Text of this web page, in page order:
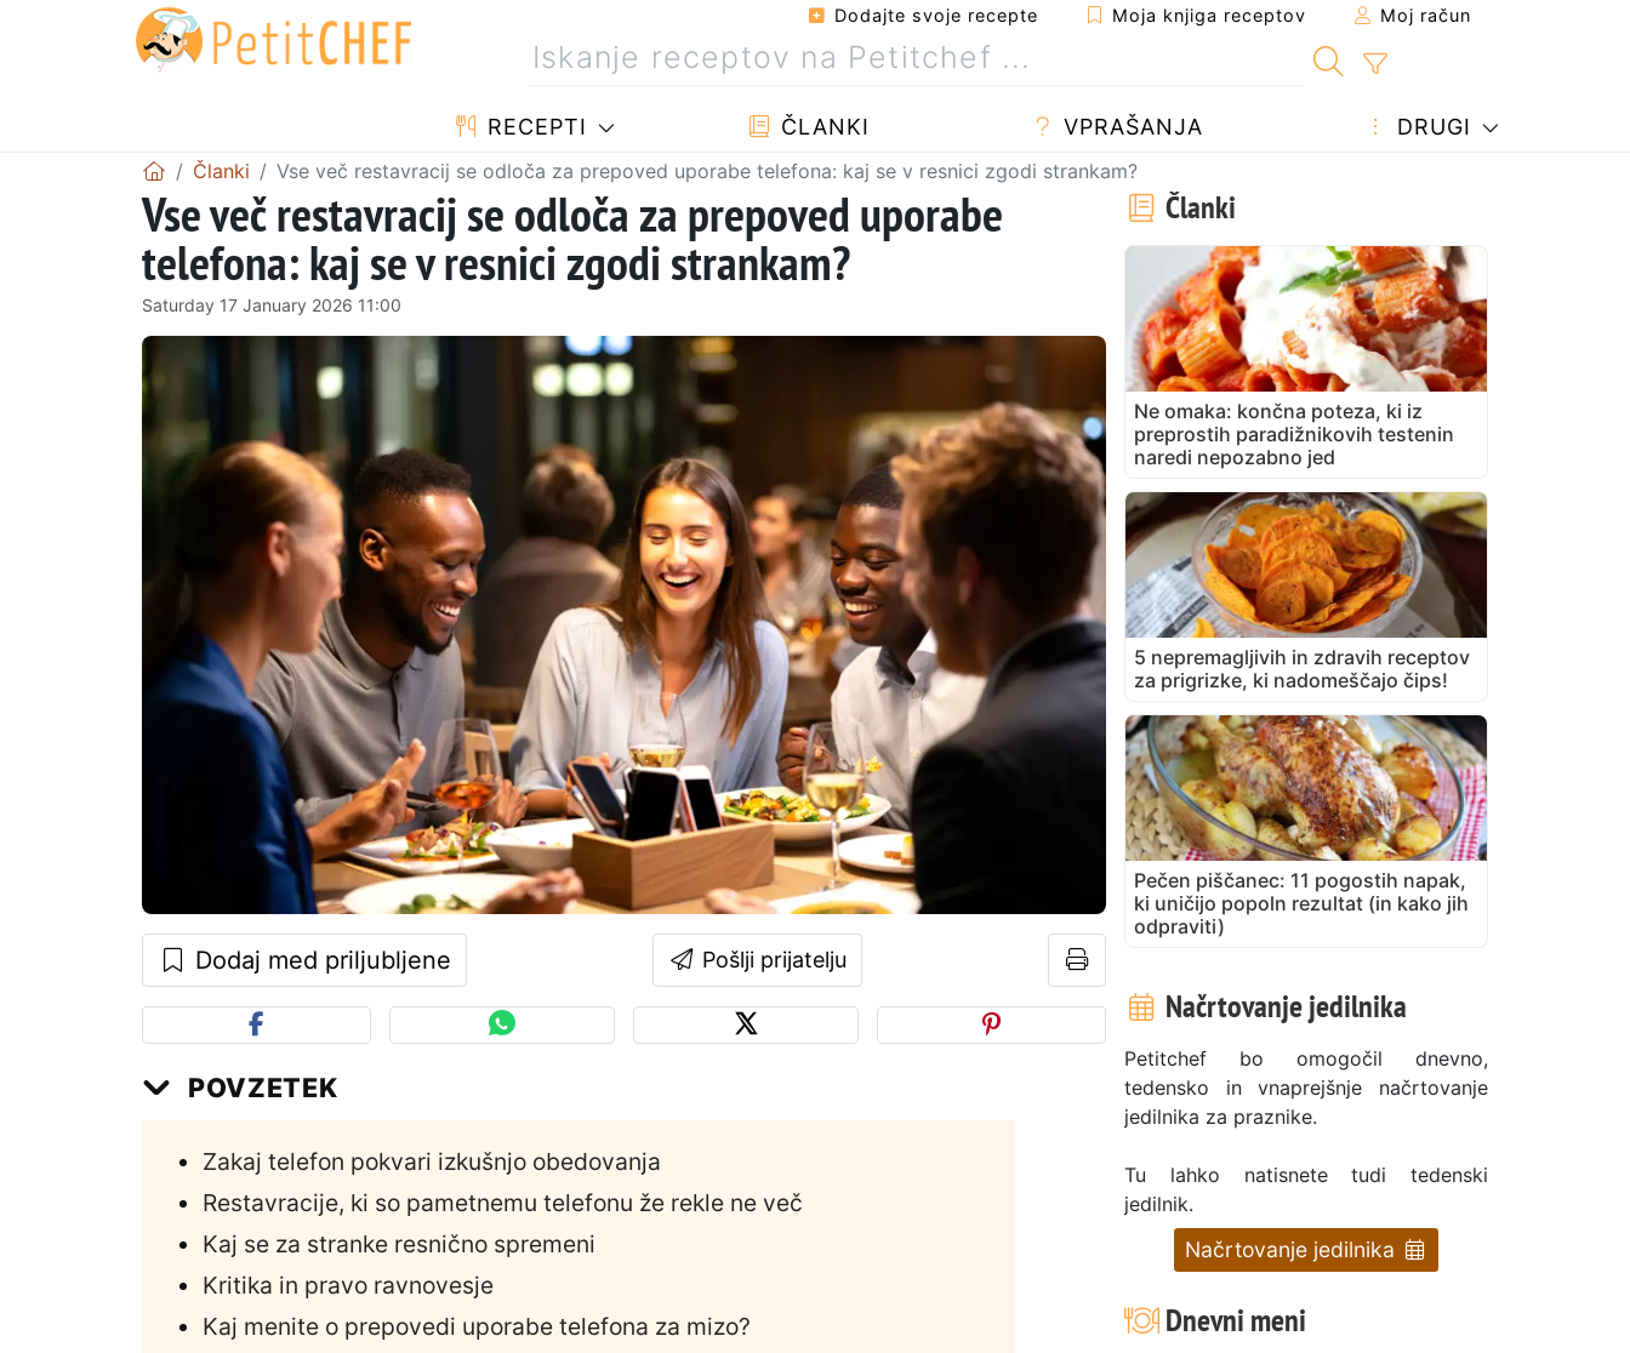
Dodajte svoje recepte Moja knjiga receptov Moj račun
RECEPTI ČLANKI VPRAŠANJA DRUGI
Članki Vse več restavracij se odloča za prepoved uporabe telefona: kaj se v resnici zgodi strankam?
Vse več restavracij se odloča za prepoved uporabe
telefona: kaj se v resnici zgodi strankam?
Saturday 17 January 2026 11:00
Dodaj med priljubljene Pošlji prijatelju
POVZETEK
Zakaj telefon pokvari izkušnjo obedovanja
Restavracije, ki so pametnemu telefonu že rekle ne več
Kaj se za stranke resnično spremeni
Kritika in pravo ravnovesje
Kaj menite o prepovedi uporabe telefona za mizo?
Članki
Ne omaka: končna poteza, ki iz
preprostih paradižnikovih testenin
naredi nepozabno jed
5 nepremagljivih in zdravih receptov
za prigrizke, ki nadomeščajo čips!
Pečen piščanec: 11 pogostih napak,
ki uničijo popoln rezultat (in kako jih
odpraviti)
Načrtovanje jedilnika
Petitchef bo omogočil dnevno,
tedensko in vnaprejšnje načrtovanje
jedilnika za praznike.
Tu lahko natisnete tudi tedenski
jedilnik.
Načrtovanje jedilnika
Dnevni meni